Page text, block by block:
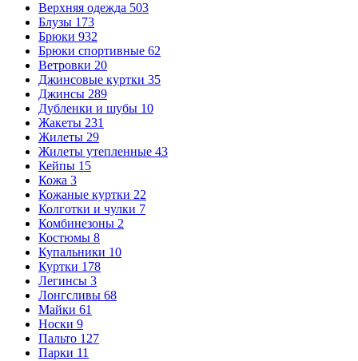
Верхняя одежда 503
Блузы 173
Брюки 932
Брюки спортивные 62
Ветровки 20
Джинсовые куртки 35
Джинсы 289
Дубленки и шубы 10
Жакеты 231
Жилеты 29
Жилеты утепленные 43
Кейпы 15
Кожа 3
Кожаные куртки 22
Колготки и чулки 7
Комбинезоны 2
Костюмы 8
Купальники 10
Куртки 178
Легинсы 3
Лонгсливы 68
Майки 61
Носки 9
Пальто 127
Парки 11